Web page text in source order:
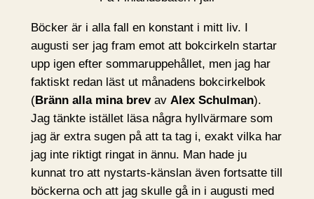
Böcker är i alla fall en konstant i mitt liv. I
augusti ser jag fram emot att bokcirkeln startar
upp igen efter sommaruppehållet, men jag har
faktiskt redan läst ut månadens bokcirkelbok
(Bränn alla mina brevav Alex Schulman).
Jag tänkte istället läsa några hyllvärmare som
jag är extra sugen på att ta tag i, exakt vilka har
jag inte riktigt ringat in ännu. Man hade ju
kunnat tro att nystarts-känslan även fortsatte till
böckerna och att jag skulle gå in i augusti med